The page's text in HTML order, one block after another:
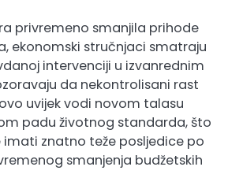
privremeno smanjila prihode
ekonomski stručnjaci smatraju
intervenciji u izvanrednim
da nekontrolisani rast
uvijek vodi novom talasu
padu životnog standarda, što
znatno teže posljedice po
smanjenja budžetskih